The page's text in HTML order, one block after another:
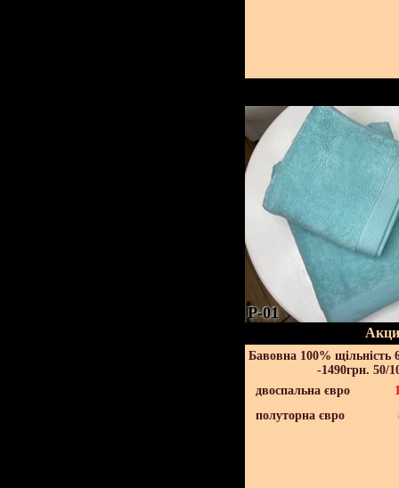
P-01
Бавовна 100% щільність
-1490грн. 50/
двоспальна євро
полуторна євро